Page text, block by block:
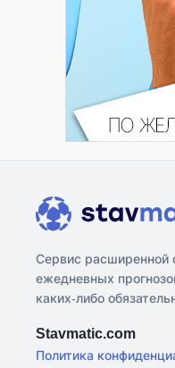
Сервис расширенной
ежедневных
каких-либо
Stavmatic.com
Политика